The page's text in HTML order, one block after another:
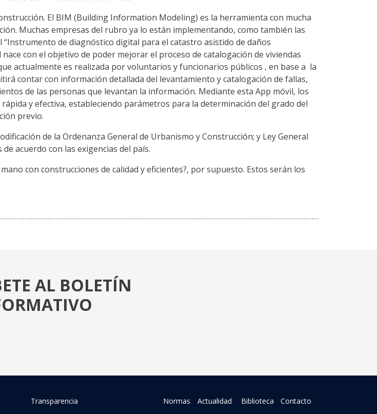
El BIM (Building Information Modeling) es la herramienta con mucha
Muchas empresas del rubro ya lo están implementando, como también las
de diagnóstico digital para el catastro asistido de daños
con el objetivo de poder mejorar el proceso de catalogación de viviendas
actualmente es realizada por voluntarios y funcionarios públicos , en base a la
contar con información detallada del levantamiento y catalogación de fallas,
de las personas que levantan la información. Mediante esta App móvil, los
y efectiva, estableciendo parámetros para la determinación del grado del
previo.
de la Ordenanza General de Urbanismo y Construcción; y Ley General
acuerdo con las exigencias del país.
con construcciones de calidad y eficientes?, por supuesto. Estos serán los
AL BOLETÍN
Transparencia
Normas
Actualidad
Biblioteca Contacto